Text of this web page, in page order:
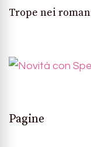
Trope nei
Pagine